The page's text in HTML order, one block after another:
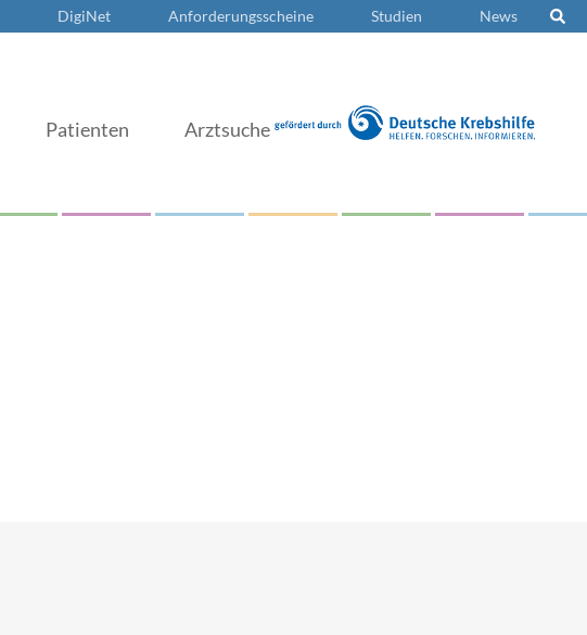
DigiNet Anforderungsscheine Studien News
Patienten Arztsuche